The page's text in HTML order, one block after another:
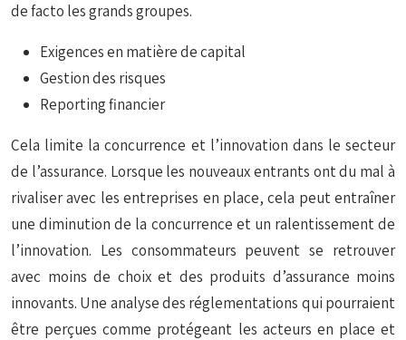
de facto les grands groupes.
Exigences en matière de capital
Gestion des risques
Reporting financier
Cela limite la concurrence et l’innovation dans le secteur
de l’assurance. Lorsque les nouveaux entrants ont du mal à
rivaliser avec les entreprises en place, cela peut entraîner
une diminution de la concurrence et un ralentissement de
l’innovation. Les consommateurs peuvent se retrouver
avec moins de choix et des produits d’assurance moins
innovants. Une analyse des réglementations qui pourraient
être perçues comme protégeant les acteurs en place et